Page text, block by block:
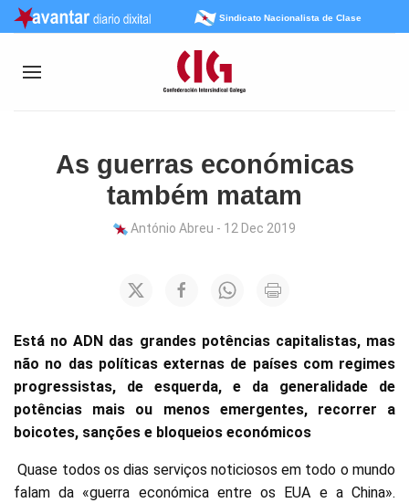
Sindicato Nacionalista de Clase
As guerras económicas
também matam
António Abreu - 12 Dec 2019
Está no ADN das grandes potências capitalistas, mas
não no das políticas externas de países com regimes
progressistas, de esquerda, e da generalidade de
potências mais ou menos emergentes, recorrer a
boicotes, sanções e bloqueios económicos
Quase todos os dias serviços noticiosos em todo o mundo
falam da «guerra económica entre os EUA e a China».